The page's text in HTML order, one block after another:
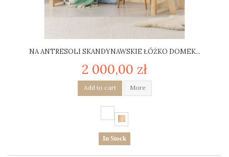
NA ANTRESOLI SKANDYNAWSKIE ŁÓŻKO DOMEK...
2 000,00 zł
Add to cart More
In Stock